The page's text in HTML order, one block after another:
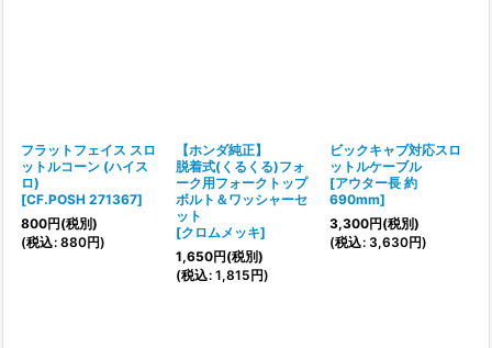
フラットフェイス スロ
ットルコーン (ハイス
ロ)
[CF.POSH 271367]
800円(税別)
(税込: 880円)
【ホンダ純正】
脱着式(くるくる)フォ
ーク用フォークトップ
ボルト＆ワッシャーセ
ット
[クロムメッキ]
1,650円(税別)
(税込: 1,815円)
ビックキャブ対応スロ
ットルケーブル
[アウター長 約
690mm]
3,300円(税別)
(税込: 3,630円)